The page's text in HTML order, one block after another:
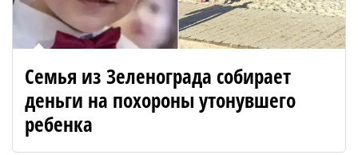
Семья из Зеленограда собирает
деньги на похороны утонувшего
ребенка